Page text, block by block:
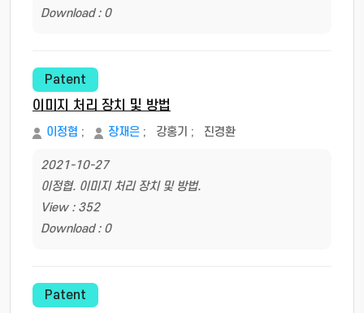
Download : 0
Patent
이미지 처리 장치 및 방법
이정협 ; 장재은 ; 강홍기 ; 진경환
2021-10-27
이정협. 이미지 처리 장치 및 방법.
View : 352
Download : 0
Patent